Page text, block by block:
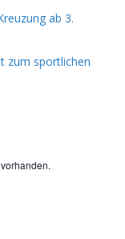
ab 3.
zum sportlichen